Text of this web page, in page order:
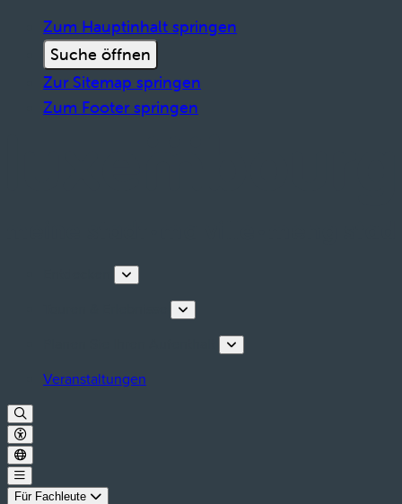
Zum Hauptinhalt springen
Suche öffnen
Zur Sitemap springen
Zum Footer springen
Veranstaltungen
Für Fachleute